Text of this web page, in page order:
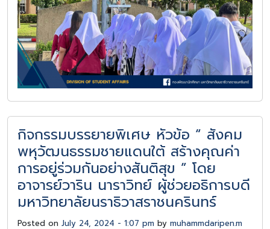
กิจกรรมบรรยายพิเศษ หัวข้อ “ สังคม
พหุวัฒนธรรมชายแดนใต้ สร้างคุณค่า
การอยู่ร่วมกันอย่างสันติสุข ” โดย
อาจารย์วาริน นาราวิทย์ ผู้ช่วยอธิการบดี
มหาวิทยาลัยนราธิวาสราชนครินทร์
Posted on July 24, 2024 - 1:07 pm by muhammdaripen.m